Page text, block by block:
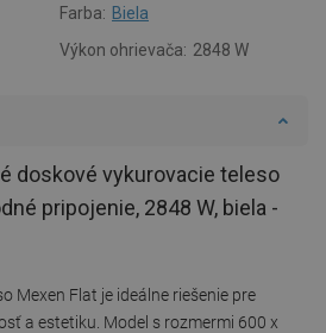
Farba: Biela
Výkon ohrievača: 2848 W
doskové vykurovacie teleso
pripojenie, 2848 W, biela -
Mexen Flat je ideálne riešenie pre
a estetiku. Model s rozmermi 600 x